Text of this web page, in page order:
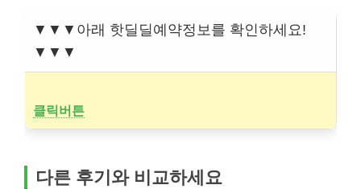
▼▼▼아래 핫딜딜예약정보를 확인하세요!
▼▼▼
클릭버튼
다른 후기와 비교하세요